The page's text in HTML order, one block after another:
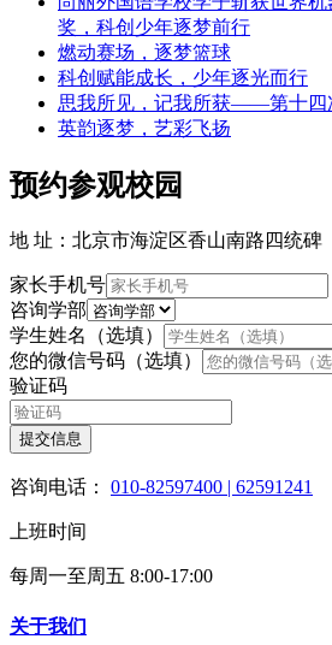
奖，科创少年逐梦前行
燃动赛场，逐梦篮球
科创赋能成长，少年逐光而行
思我所见，记我所获——第十四
英韵逐梦，艺彩飞扬
预约参观校园
地 址：北京市海淀区香山南路四统碑
家长手机号
咨询学部
学生姓名（选填）
您的微信号码（选填）
验证码
提交信息
咨询电话： 010-82597400 | 62591241
上班时间
每周一至周五 8:00-17:00
关于我们